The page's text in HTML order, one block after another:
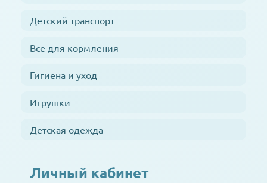
Детский транспорт
Все для кормления
Гигиена и уход
Игрушки
Детская одежда
Личный кабинет